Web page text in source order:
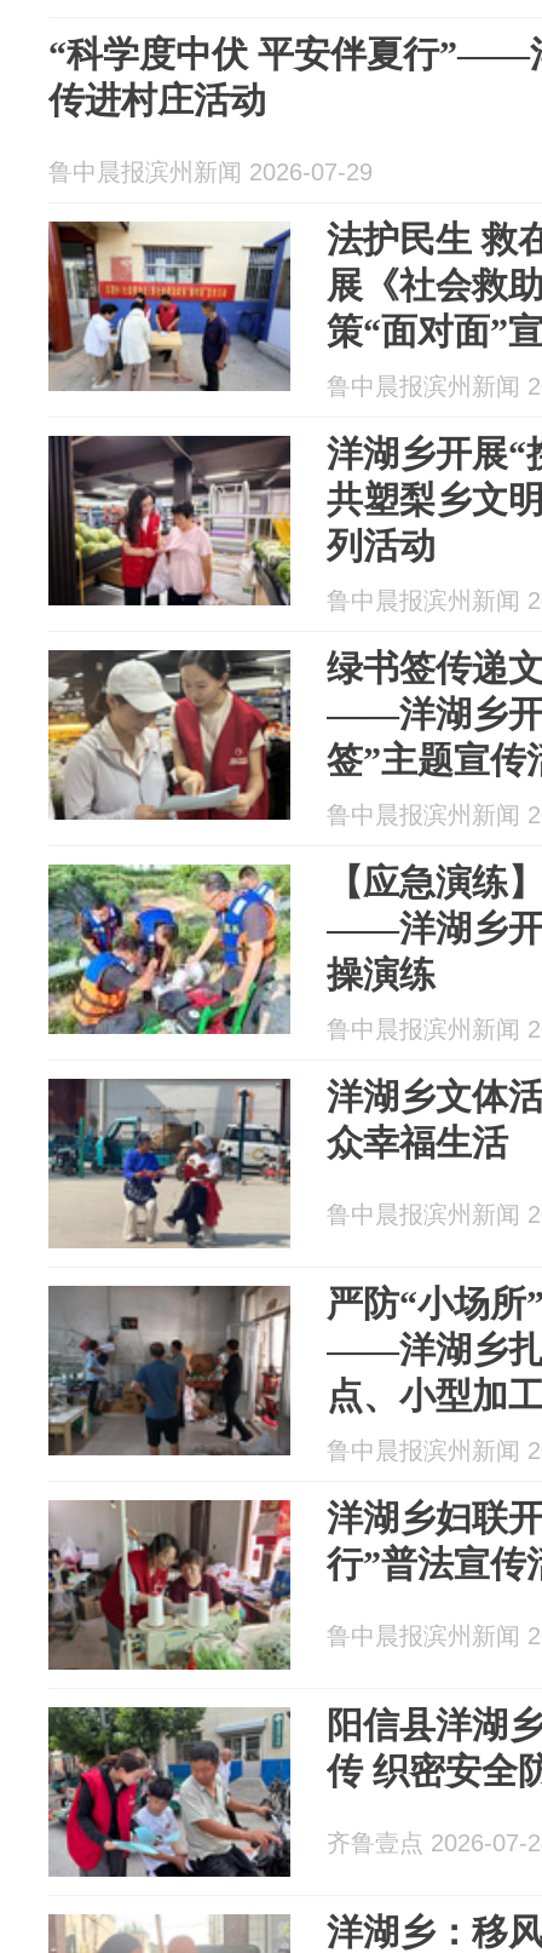
“科学度中伏 平安伴夏行”——
传进村庄活动
鲁中晨报滨州新闻 2026-07-29
法护民生
展《社会救
策“面对面”
鲁中晨报滨州新闻
洋湖乡开展“
共塑梨乡文
列活动
鲁中晨报滨州新闻
绿书签传递
——洋湖乡开
签”主题宣传
鲁中晨报滨州新闻
【应急演练
——洋湖乡开
操演练
鲁中晨报滨州新闻
洋湖乡文体
众幸福生活
鲁中晨报滨州新闻
严防“小场所
——洋湖乡扎
点、小型加
排查整治行
鲁中晨报滨州新闻
洋湖乡妇联
行”普法宣传
鲁中晨报滨州新闻
阳信县洋湖
传 织密安全
齐鲁壹点 2026-07-
洋湖乡：移